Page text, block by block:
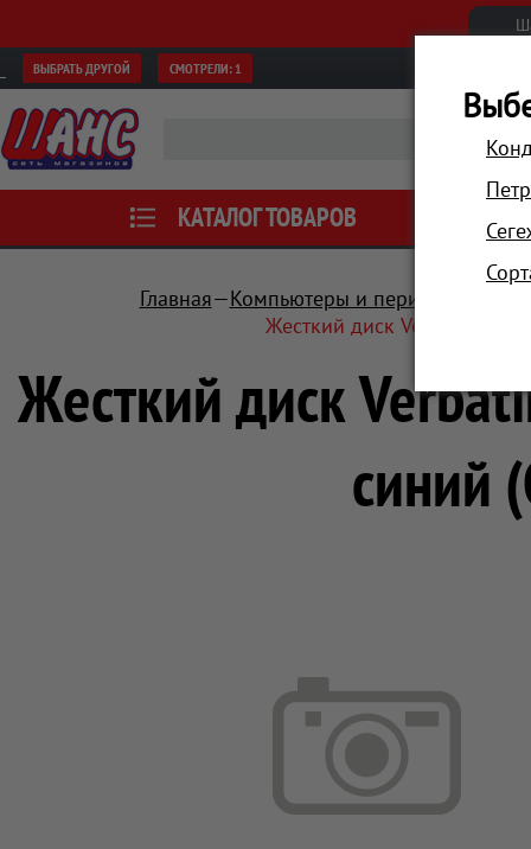
ВЫБРАТЬ ДРУГОЙ СМОТРЕЛИ: 1
КАТАЛОГ ТОВАРОВ АКЦИИ
Главная Компьютеры и периферия
Жесткий диск Verbatim
Жесткий диск
синий